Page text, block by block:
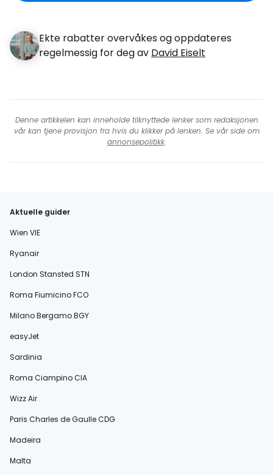
Ekte rabatter overvåkes og oppdateres
regelmessig for deg av David Eiselt
Denne artikkelen kan inneholde tilknyttede lenker som redaksjonen
vår kan tjene provisjon fra hvis du klikker på lenken. Se vår side om
annonsepolitikk.
Aktuelle guider
Wien VIE
Ryanair
London Stansted STN
Roma Fiumicino FCO
Milano Bergamo BGY
easyJet
Sardinia
Roma Ciampino CIA
Wizz Air
Paris Charles de Gaulle CDG
Madeira
Malta